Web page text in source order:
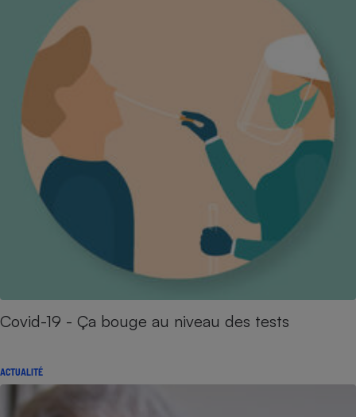
Covid-19 - Ça bouge au niveau des tests
ACTUALITÉ